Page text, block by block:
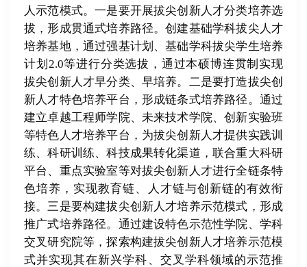
人示范模式。一是要开展拔尖创新人才分类培养选
拔，形成贯通式培养路径。创建基础学科拔尖人才
培养基地，通过强基计划、基础学科拔尖学生培养
计划 2.0等进行分类选拔，通过本硕博连贯制实现
拔尖创新人才早分类、早培养。二是要打造拔尖创
新人才特色培养平台，形成链条式培养路径。通过
建立卓越工程师学院、未来技术学院、创新实验班
等特色人才培养平台，为拔尖创新人才提供实践训
练、科研训练、科技成果转化渠道，联合重大科研
平台、重点实验室等对拔尖创新人才进行全链条特
色培养，实现教育链、人才链与创新链的有效衔
接。三是要构建拔尖创新人才培养示范模式，形成
推广式培养路径。通过建设特色示范性学院、学科
交叉研究院等，探索构建拔尖创新人才培养示范模
式并实现其在新兴学科、交叉学科领域的示范推